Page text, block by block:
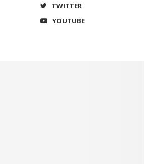
TWITTER
YOUTUBE